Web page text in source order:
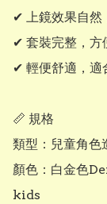
✔ 上鏡效果自然
✔ 套裝完整，方
✔ 輕便舒適，適
📏 規格
類型：兒童角色
顏色：白金色
kids